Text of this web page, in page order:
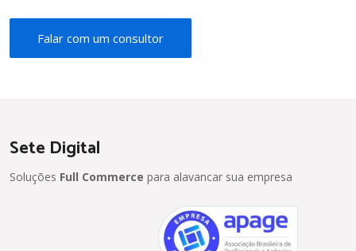
Falar com um consultor
Sete Digital
Soluções Full Commerce para alavancar sua empresa